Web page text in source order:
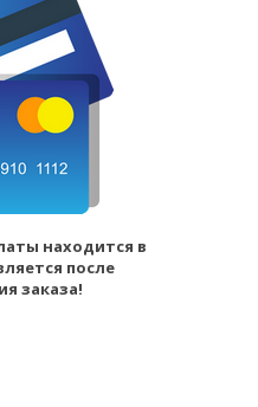
находится в
после
заказа!